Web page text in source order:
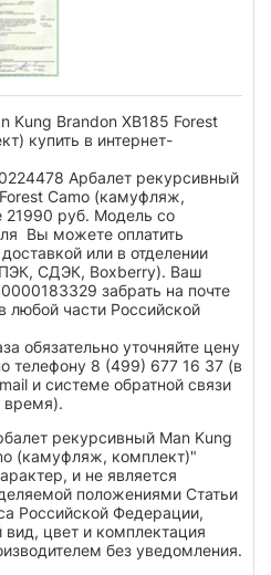
Kung Brandon XB185 Forest
купить в интернет-
Арбалет рекурсивный
Camo (камуфляж,
21990 руб. Модель со
Вы можете оплатить
или в отделении
СДЭК, Boxberry). Ваш
забрать на почте
любой части Российской
обязательно уточняйте цену
телефону 8 (499) 677 16 37 (в
и системе обратной связи
время).
рекурсивный Man Kung
(камуфляж, комплект)"
и не является
положениями Статьи
Российской Федерации,
цвет и комплектация
без уведомления.